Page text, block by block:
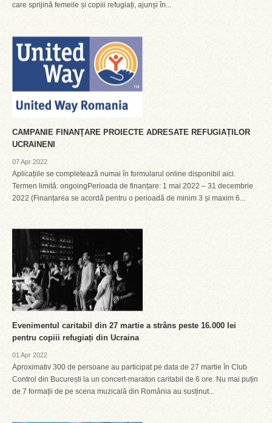
care sprijină femeile și copiii refugiați, ajunși în...
CAMPANIE FINANŢARE PROIECTE ADRESATE REFUGIAȚILOR
UCRAINENI
07 Apr 2022
Aplicațiile se completează numai în formularul online disponibil aici.
Termen limită: ongoingPerioada de finanțare: 1 mai 2022 – 31 decembrie
2022 (Finanțarea se acordă pentru o perioadă de minim 3 și maxim 6...
Evenimentul caritabil din 27 martie a strâns peste 16.000 lei
pentru copiii refugiați din Ucraina
01 Apr 2022
Aproximativ 300 de persoane au participat pe data de 27 martie în Club
Control din București la un concert-maraton caritabil de 6 ore. Nu mai puțin
de 7 formații de pe scena muzicală din România au susținut...